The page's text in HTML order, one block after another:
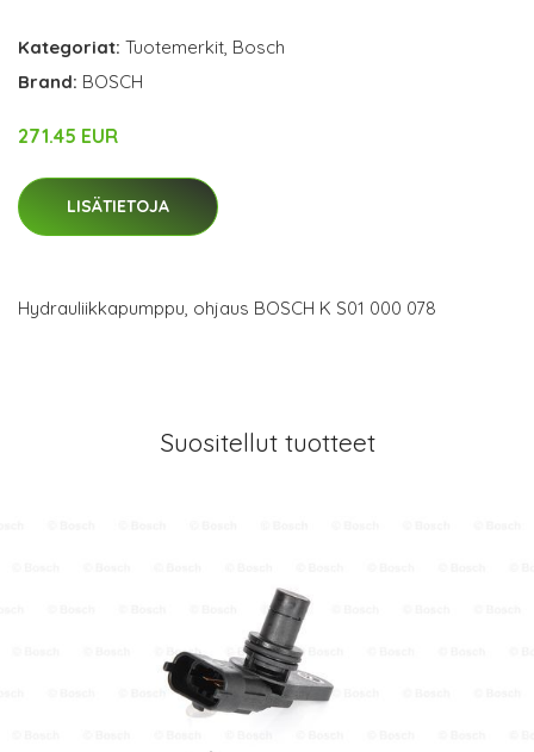
Kategoriat: Tuotemerkit Bosch
Brand: BOSCH
271.45 EUR
LISÄTIETOJA
Hydrauliikkapumppu, ohjaus BOSCH K S01 000 078
Suositellut tuotteet